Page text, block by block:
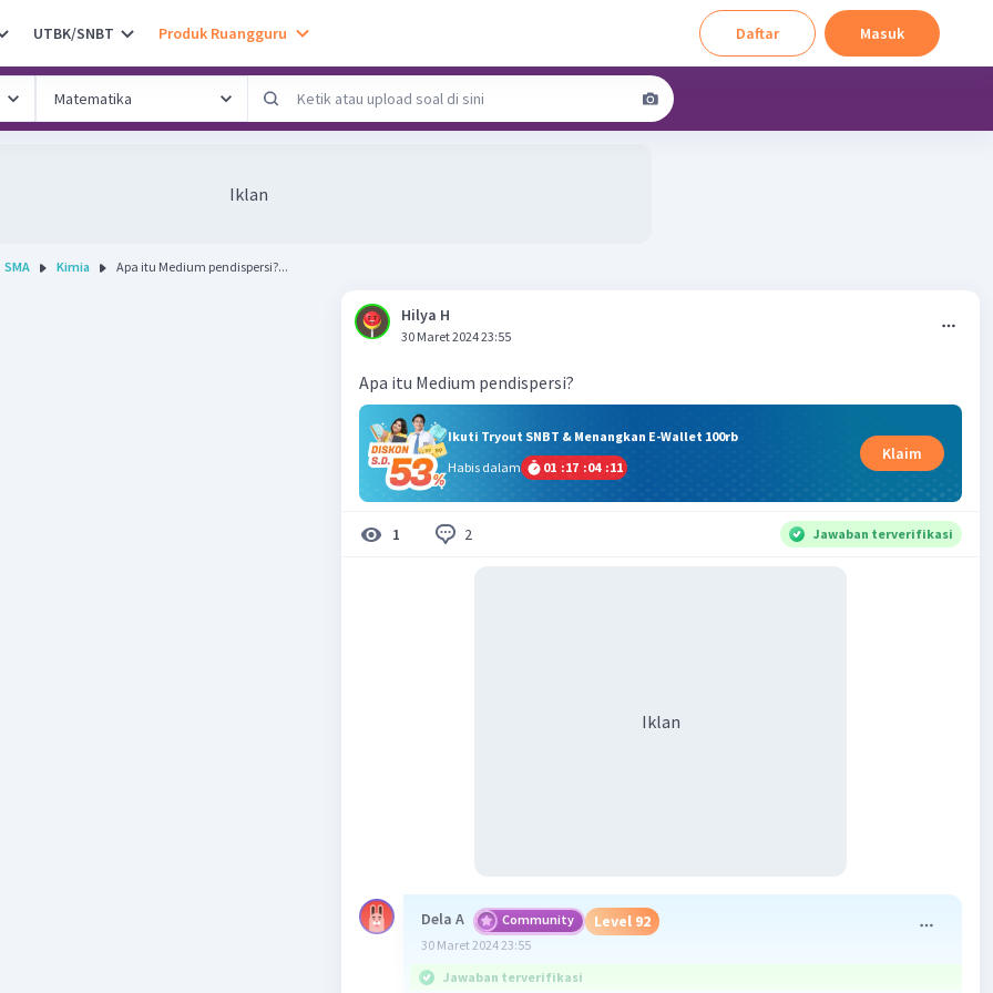
UTBK/SNBT Produk Ruangguru Daftar Masuk
Iklan
SMA Kimia Apa itu Medium pendispersi?...
Hilya H
30 Maret 2024 23:55
Apa itu Medium pendispersi?
Ikuti Tryout SNBT & Menangkan E-Wallet 100rb
Habis dalam
01 :17 :04 :10
Klaim
1 2 Jawaban terverifikasi
Iklan
Dela A Community Level 92
30 Maret 2024 23:55
Jawaban terverifikasi